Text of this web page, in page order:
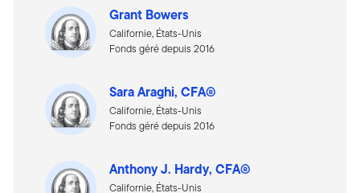
Grant Bowers
Californie, États-Unis
Fonds géré depuis 2016
Sara Araghi, CFA®
Californie, États-Unis
Fonds géré depuis 2016
Anthony J. Hardy, CFA®
Californie, États-Unis